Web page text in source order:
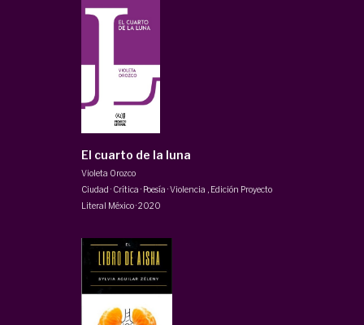
El cuarto de la luna
Violeta Orozco
Ciudad · Crítica · Poesía · Violencia
Edición Proyecto
Literal México·2020